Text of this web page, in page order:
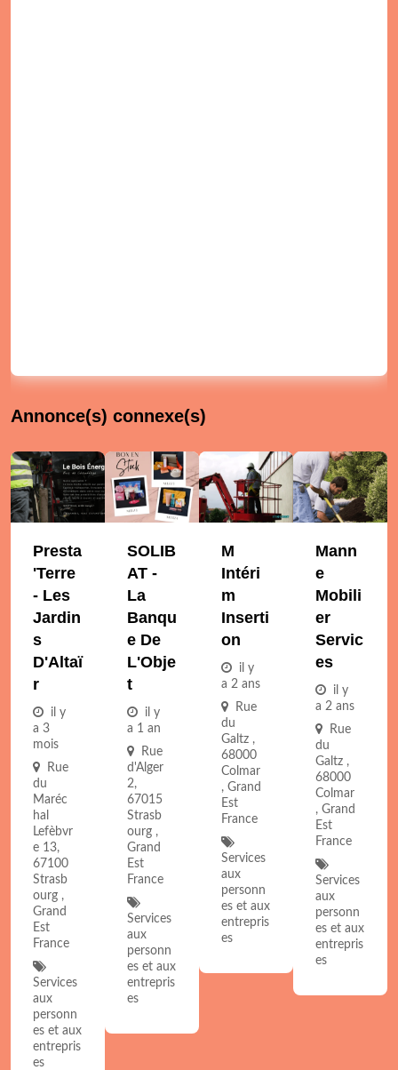
Annonce(s) connexe(s)
Presta
'Terre
- Les
Jardin
S
D'Altaï
R
il y
a 3
mois
Rue
du
Maréc
hal
Lefèbvr
e 13,
67100
Strasb
ourg ,
Grand
Est
France
Services
aux
personn
es et aux
entrepris
es
SOLIB
AT -
La
Banqu
E De
L'Obje
T
il y
a 1 an
Rue
d'Alger
2,
67015
Strasb
ourg ,
Grand
Est
France
Services
aux
personn
es et aux
entrepris
es
M
Intéri
M
Inserti
On
il y
a 2 ans
Rue
du
Galtz ,
68000
Colmar
, Grand
Est
France
Services
aux
personn
es et aux
entrepris
es
Mann
E
Mobili
Er
Servic
Es
il y
a 2 ans
Rue
du
Galtz ,
68000
Colmar
, Grand
Est
France
Services
aux
personn
es et aux
entrepris
es